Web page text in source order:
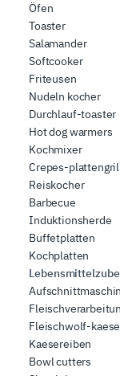
Öfen
Toaster
Salamander
Softcooker
Friteusen
Nudeln kocher
Durchlauf-toaster
Hot dog warmers
Kochmixer
Crepes-
Reiskocher
Barbecue
Induktionsherde
Buffetplatten
Kochplatten
Fleischwolf-
Kaesereiben
Bowl cutters